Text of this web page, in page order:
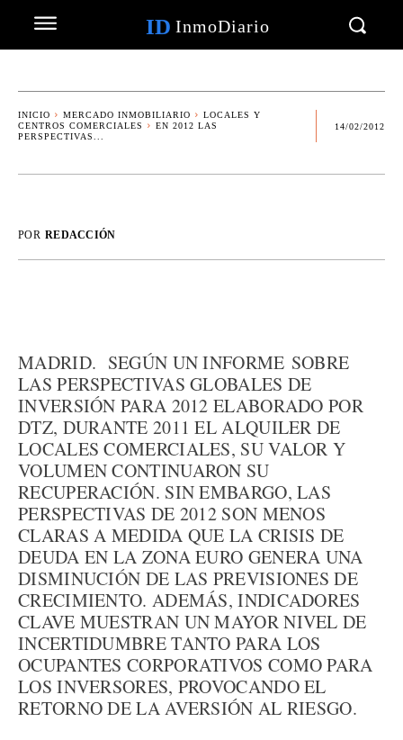
ID InmoDiario
INICIO MERCADO INMOBILIARIO
LOCALES Y
CENTROS COMERCIALES
EN 2012 LAS
PERSPECTIVAS...
14/02/2012
POR REDACCIÓN
MADRID. SEGÚN UN INFORME SOBRE
LAS PERSPECTIVAS GLOBALES DE
INVERSIÓN PARA 2012 ELABORADO POR
DTZ, DURANTE 2011 EL ALQUILER DE
LOCALES COMERCIALES, SU VALOR Y
VOLUMEN CONTINUARON SU
RECUPERACIÓN. SIN EMBARGO, LAS
PERSPECTIVAS DE 2012 SON MENOS
CLARAS A MEDIDA QUE LA CRISIS DE
DEUDA EN LA ZONA EURO GENERA UNA
DISMINUCIÓN DE LAS PREVISIONES DE
CRECIMIENTO. ADEMÁS, INDICADORES
CLAVE MUESTRAN UN MAYOR NIVEL DE
INCERTIDUMBRE TANTO PARA LOS
OCUPANTES CORPORATIVOS COMO PARA
LOS INVERSORES, PROVOCANDO EL
RETORNO DE LA AVERSIÓN AL RIESGO.